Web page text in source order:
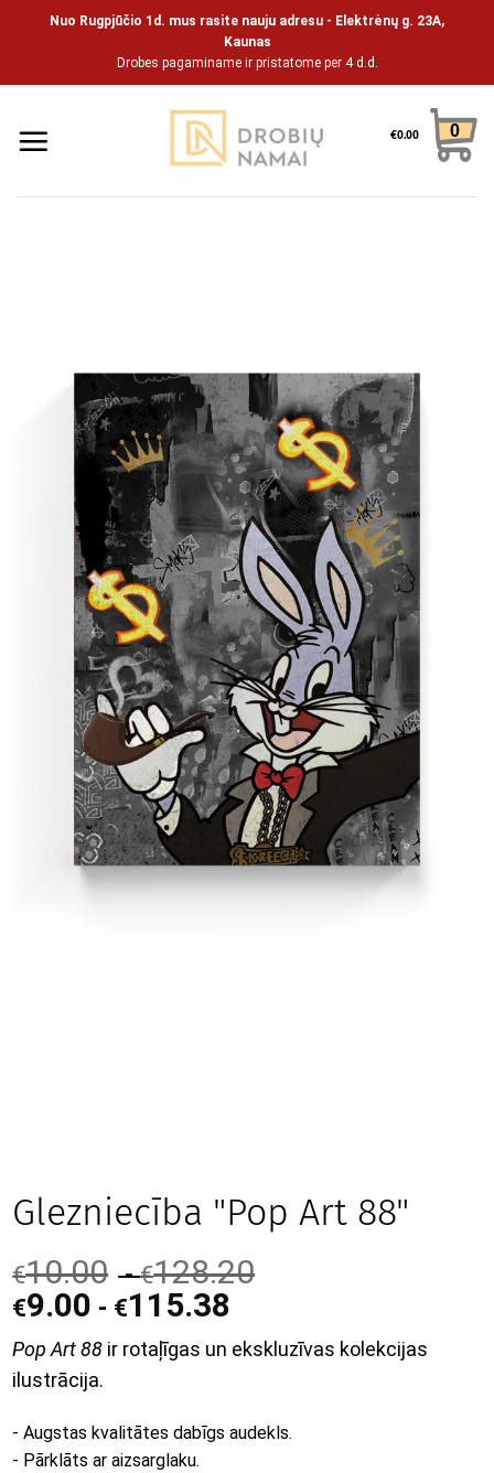
Nuo Rugpjūčio 1d. mus rasite nauju adresu - Elektrėnų g. 23A,
Kaunas
Drobes pagaminame ir pristatome per 4 d.d.
€0.00 0
Glezniecība "Pop Art 88"
€10.00 -€128.20
€9.00 - €115.38
Pop Art 88 ir rotaļīgas un ekskluzīvas kolekcijas
ilustrācija.
- Augstas kvalitātes dabīgs audekls.
- Pārklāts ar aizsarglaku.